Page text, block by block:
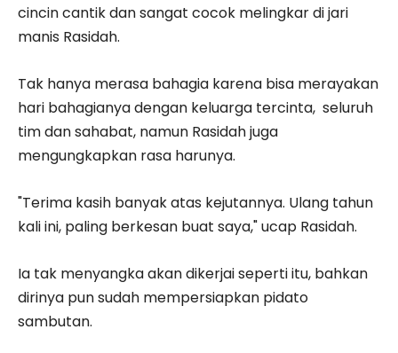
cincin cantik dan sangat cocok melingkar di jari
manis Rasidah.
Tak hanya merasa bahagia karena bisa merayakan
hari bahagianya dengan keluarga tercinta, seluruh
tim dan sahabat, namun Rasidah juga
mengungkapkan rasa harunya.
"Terima kasih banyak atas kejutannya. Ulang tahun
kali ini, paling berkesan buat saya," ucap Rasidah.
Ia tak menyangka akan dikerjai seperti itu, bahkan
dirinya pun sudah mempersiapkan pidato
sambutan.